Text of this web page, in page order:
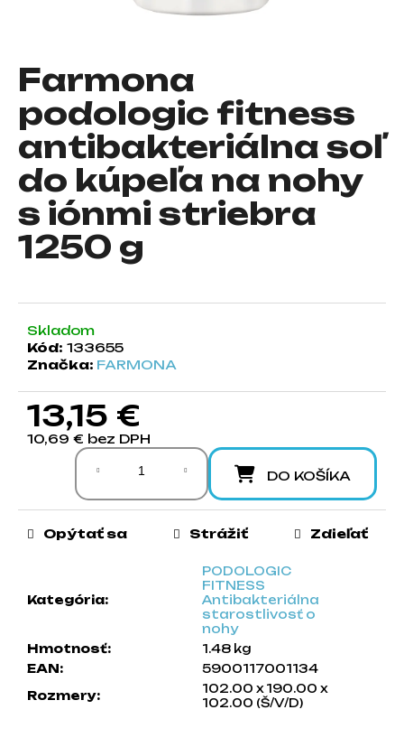
Farmona
podologic fitness
antibakteriálna soľ
do kúpeľa na nohy
s iónmi striebra
1250 g
Skladom
Kód: 133655
Značka: FARMONA
13,15 €
10,69 € bez DPH
Jednotková cena:
DO KOŠÍKA
Kategória:
PODOLOGIC
FITNESS
Antibakteriálna
starostlivosť o
nohy
Hmotnosť:
1.48 kg
EAN:
5900117001134
Rozmery:
102.00 x 190.00 x
102.00 (Š/V/D)
Opýtať sa Strážiť Zdieľať
s
ť
?
HĽADAŤ
d
p
o
č
m